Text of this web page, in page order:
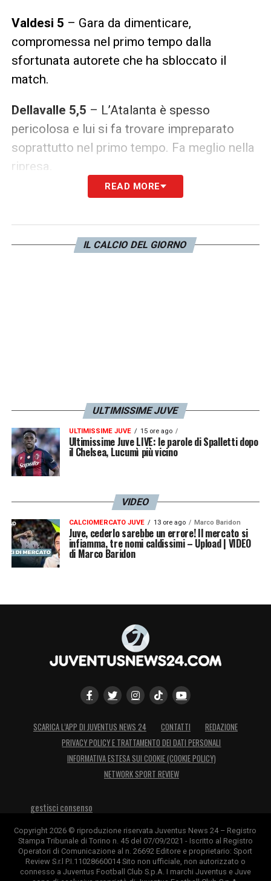
Valdesi 5 – Gara da dimenticare,
compromessa nel primo tempo dalla
sfortunata autorete che ha sbloccato il
match.
Dellavalle 5,5 – L’Atalanta è spesso
pericolosa e lui si fa trovare impreparato
soprattutto nel primo tempo. Fa meglio nella
ripresa.
– Cresce col passare dei minuti,
avversari. Nella ripresa è lui a guidare la
retroguardia bianconera.
Nella prima frazione, invece, si vede
pochissimo. In ombra.
Ripani 6– Prestazione senza particolari
sussulti, comunque ordinata del bianconero.
Montero lo sostituisce solo per
l’arrembaggio finale. Dal 68′
Insieme agli altri cambi dà la scossa decisiva
alla squadra di Montero.
vivo del gioco col passare dei minuti,
occasione capitate sui suoi piedi.
Maressa 5,5– Non riesce ad incidere nella
prima ora di gioco e Montero corre ai ripari
sostituendolo ad inizio ripresa. 60′
Mbangula 6,5– Porta energia e forze
fresche, insieme a Yildiz è tra i migliori dei
suoi nel tentativo, riuscito, di agguantare il
Turco N. 5,5– Come Maressa, fa fatica a
trovare spazi ed opportunità nell’area di
rigore avversaria. 60′Mancini 6– Ingresso
positivo dalla panchina: la Juve trova
READ MORE
IL CALCIO DEL GIORNO
ULTIMISSIME JUVE
ULTIMISSIME JUVE 15 ore ago
Ultimissime Juve LIVE: le parole di Spalletti dopo
il Chelsea, Lucumì più vicino
VIDEO
CALCIOMERCATO JUVE 13 ore ago Marco Baridon
Juve, cederlo sarebbe un errore! Il mercato si
infiamma, tre nomi caldissimi – Upload | VIDEO
di Marco Baridon
SCARICA L’APP DI JUVENTUS NEWS 24 CONTATTI
REDAZIONE
PRIVACY POLICY E TRATTAMENTO DEI DATI PERSONALI
INFORMATIVA ESTESA SUI COOKIE (COOKIE POLICY)
NETWORK SPORT REVIEW
gestisci consenso
Copyright 2026 © riproduzione riservata Juventus News 24 – Registro
Stampa Tribunale di Torino n. 45 del 07/09/2021 - Iscritto al Registro
Operatori di Comunicazione al n. 26692 Editore e proprietario: Sport
Review S.r.l P.I.11028660014 Sito non ufficiale, non autorizzato o
connesso a Juventus Football Club S.p.A. I marchi Juventus e Juve